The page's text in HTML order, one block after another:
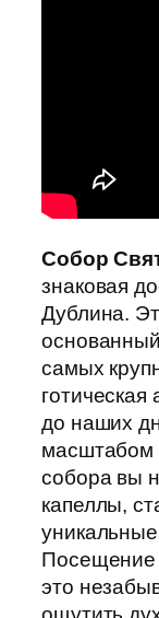
Собор
знаковая
Дублина.
самых
до наших
масштабом
собора вы
капеллы,
Посещение
это